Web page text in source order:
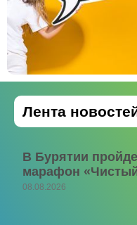
Лента
В Бурятии
марафон
08.08.2026